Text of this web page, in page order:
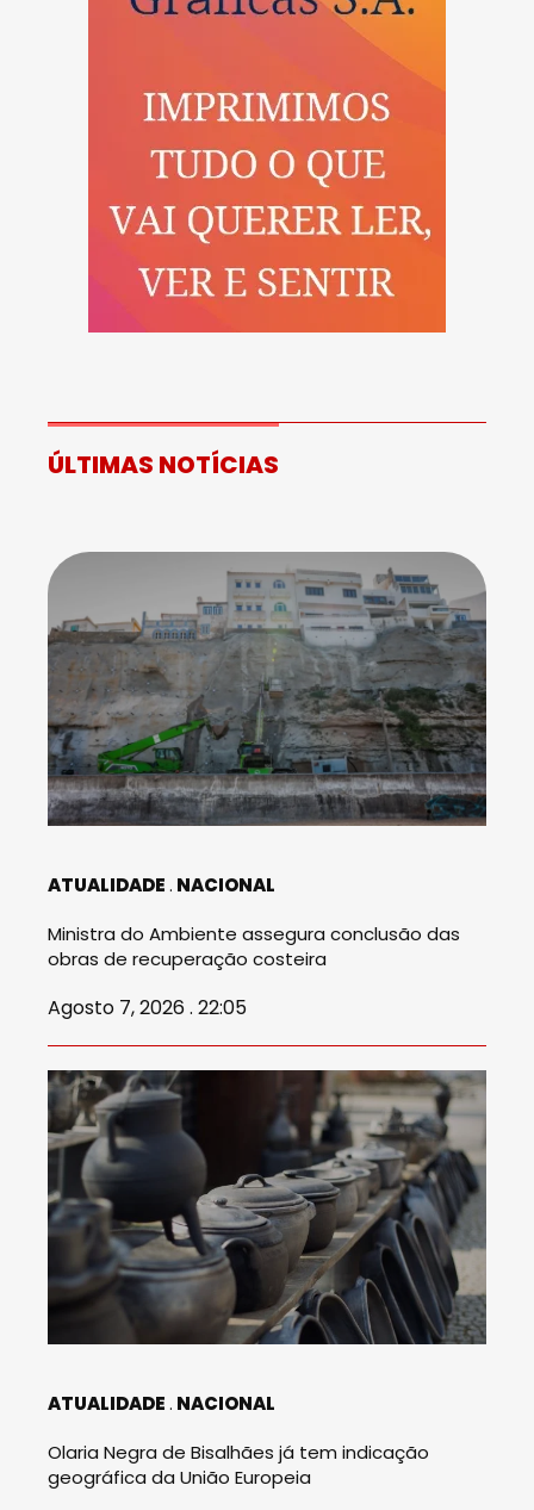
ÚLTIMAS NOTÍCIAS
ATUALIDADE NACIONAL
Ministra do Ambiente assegura conclusão das
obras de recuperação costeira
Agosto 7, 2026 . 22:05
ATUALIDADE NACIONAL
Olaria Negra de Bisalhães já tem indicação
geográfica da União Europeia